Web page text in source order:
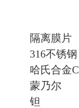
隔离膜片
316不锈钢
哈氏合金C
蒙乃尔
钽